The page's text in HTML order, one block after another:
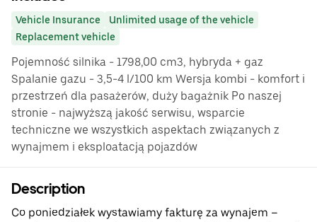
Vehicle Insurance
Unlimited usage of the vehicle
Replacement vehicle
Pojemność silnika - 1798,00 cm3, hybryda + gaz
Spalanie gazu - 3,5-4 l/100 km Wersja kombi - komfort i
przestrzeń dla pasażerów, duży bagażnik Po naszej
stronie - najwyższą jakość serwisu, wsparcie
techniczne we wszystkich aspektach związanych z
wynajmem i eksploatacją pojazdów
Description
Co poniedziałek wystawiamy fakturę za wynajem –